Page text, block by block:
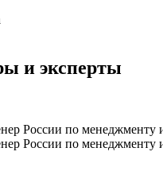
и эксперты
России по менеджменту
России по